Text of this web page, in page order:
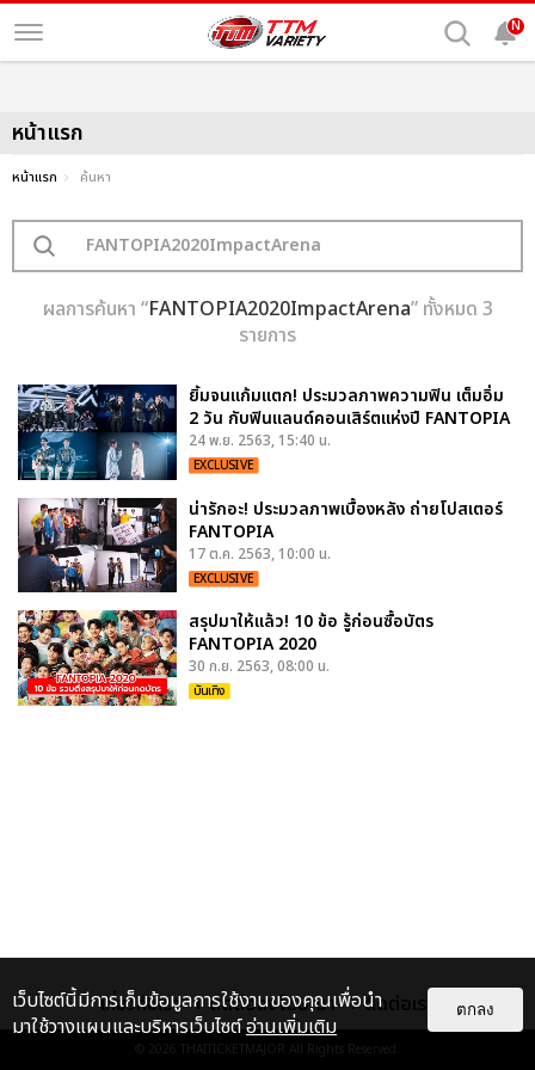
N
หน้าแรก
หน้าแรก ค้นหา
ผลการค้นหา “FANTOPIA2020ImpactArena” ทั้งหมด 3
รายการ
ยิ้มจนแก้มแตก! ประมวลภาพความฟิน เต็มอิ่ม
2 วัน กับฟินแลนด์คอนเสิร์ตแห่งปี FANTOPIA
24 พ.ย. 2563, 15:40 น.
EXCLUSIVE
น่ารักอะ! ประมวลภาพเบื้องหลัง ถ่ายโปสเตอร์
FANTOPIA
17 ต.ค. 2563, 10:00 น.
EXCLUSIVE
สรุปมาให้แล้ว! 10 ข้อ รู้ก่อนซื้อบัตร
FANTOPIA 2020
30 ก.ย. 2563, 08:00 น.
บันเทิง
เกี่ยวกับเรา ติดต่อลงโฆษณา ติดต่อเรา
© 2026 THAITICKETMAJOR All Rights Reserved.
เว็บไซต์นี้มีการเก็บข้อมูลการใช้งานของคุณเพื่อนำ
มาใช้วางแผนและบริหารเว็บไซต์อ่านเพิ่มเติม
ตกลง